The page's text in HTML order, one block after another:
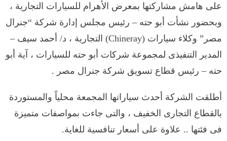
على هامش مشاركتها بمعرض الأهرام للسيارات التجارية ،
وبحضور نشأت أبو حته – رئيس مجلس إدارة شركة “جنرال
مصر” وكلاء سيارات (Chineray) التجارية ، د/ أحمد سيف –
المدير التنفيذى لمجموعة شركات أبو حته للسيارات ، آية أبو
حته – رئيس قطاع تسويق شركة جنرال مصر .
أطلقت الشركة أحدث سياراتها المجمعة محلياً والمستوردة
بالقطاع التجارى الخفيف ، والتى جاءت بمواصفات متميزة
فى فئتها .. علاوة على أسعار تنافسية للغاية.